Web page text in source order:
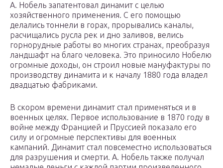
А. Нобель запатентовал динамит с целью
хозяйственного применения. С его помощью
делались тоннели в горах, прорывались каналы,
расчищались русла рек и дно заливов, велись
горнорудные работы во многих странах, преобразуя
ландшафт на благо человека. Это приносило Нобелю
огромные доходы, он строил новые мануфактуры по
производству динамита и к началу 1880 года владел
двадцатью фабриками.
В скором времени динамит стал применяться и в
военных целях. Первое использование в 1870 году в
войне между Францией и Пруссией показало его
силу и огромные перспективы для военных
кампаний. Динамит стал повсеместно использоваться
для разрушения и смерти. А. Нобель также получал